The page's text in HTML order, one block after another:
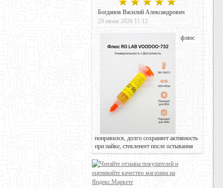
Богданов Василий Александрович
29 июня 2026 11:12
флюс
понравился, долго сохраняет активность
при пайке, стекленеет после остывания